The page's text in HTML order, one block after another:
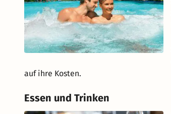
auf ihre Kosten.
Essen und Trinken